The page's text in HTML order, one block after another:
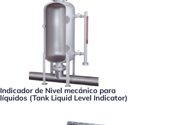
Indicador de Nivel mecánico para
líquidos (Tank Liquid Level Indicator)